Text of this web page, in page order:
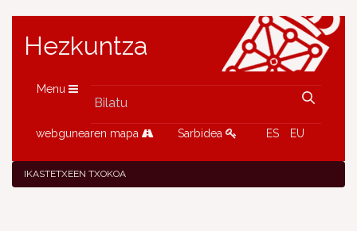
Hezkuntza
Menu
webgunearen mapa Sarbidea ES EU
IKASTETXEEN TXOKOA